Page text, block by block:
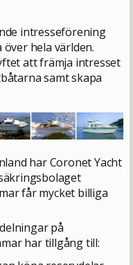
intresseförening
över hela världen.
att främja intresset
samt skapa
har Coronet Yacht
får mycket billiga
på
har tillgång till: